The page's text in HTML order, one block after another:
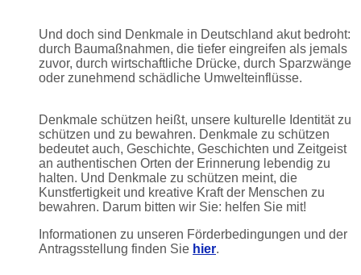
Und doch sind Denkmale in Deutschland akut bedroht:
durch Baumaßnahmen, die tiefer eingreifen als jemals
zuvor, durch wirtschaftliche Drücke, durch Sparzwänge
oder zunehmend schädliche Umwelteinflüsse.
Denkmale schützen heißt, unsere kulturelle Identität zu
schützen und zu bewahren. Denkmale zu schützen
bedeutet auch, Geschichte, Geschichten und Zeitgeist
an authentischen Orten der Erinnerung lebendig zu
halten. Und Denkmale zu schützen meint, die
Kunstfertigkeit und kreative Kraft der Menschen zu
bewahren. Darum bitten wir Sie: helfen Sie mit!
Informationen zu unseren Förderbedingungen und der
Antragsstellung finden Sie hier.